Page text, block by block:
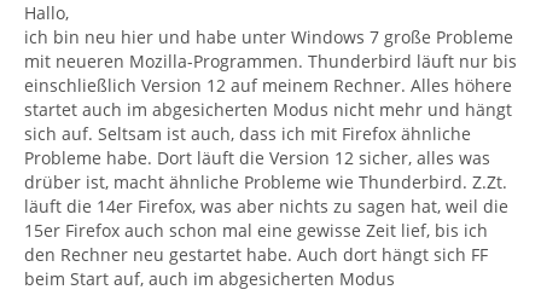
Hallo,
ich bin neu hier und habe unter Windows 7 große Probleme
mit neueren Mozilla-Programmen. Thunderbird läuft nur bis
einschließlich Version 12 auf meinem Rechner. Alles höhere
startet auch im abgesicherten Modus nicht mehr und hängt
sich auf. Seltsam ist auch, dass ich mit Firefox ähnliche
Probleme habe. Dort läuft die Version 12 sicher, alles was
drüber ist, macht ähnliche Probleme wie Thunderbird. Z.Zt.
läuft die 14er Firefox, was aber nichts zu sagen hat, weil die
15er Firefox auch schon mal eine gewisse Zeit lief, bis ich
den Rechner neu gestartet habe. Auch dort hängt sich FF
beim Start auf, auch im abgesicherten Modus